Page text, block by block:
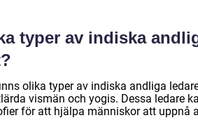
typer av indiska
olika typer av indiska andliga
vismän och yogis. Dessa ledare
för att hjälpa människor att uppnå